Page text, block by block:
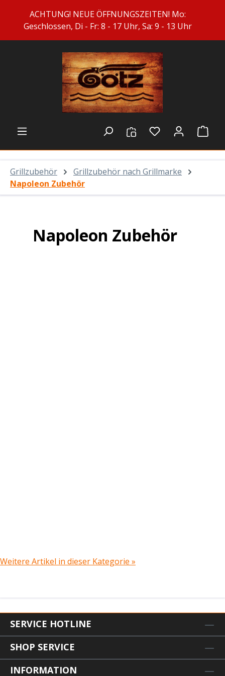
Zum Hauptinhalt springen
ACHTUNG! NEUE ÖFFNUNGSZEITEN! Mo:
Geschlossen, Di - Fr: 8 - 17 Uhr, Sa: 9 - 13 Uhr
Du hast 0
Grillzubehör
Grillzubehör nach Grillmarke
Napoleon Zubehör
Napoleon Zubehör
Weitere Artikel in dieser Kategorie »
SERVICE HOTLINE
SHOP SERVICE
INFORMATION